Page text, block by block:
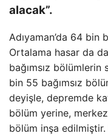
alacak”.
Adıyaman’da 64 bin
Ortalama hasar da
bağımsız bölümlerin
bin 55 bağımsız
deyişle, depremde
bölüm yerine,
bölüm inşa edilmiştir.